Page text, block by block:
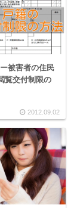
被害者の住民
覧交付制限の
2012.09.02